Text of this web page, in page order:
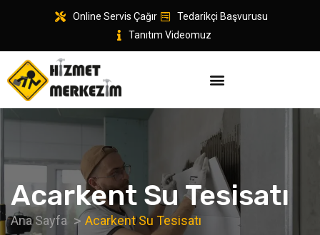
Online Servis Çağır
Tedarikçi Başvurusu
Tanıtım Videomuz
Acarkent Su Tesisatı
Ana Sayfa Acarkent Su Tesisatı